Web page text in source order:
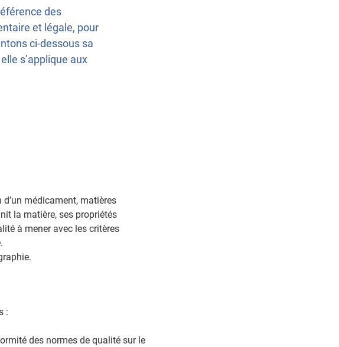
des
et légale, pour
ci-dessous sa
s’applique aux
médicament, matières
la matière, ses propriétés
à mener avec les critères
:
des normes de qualité sur le